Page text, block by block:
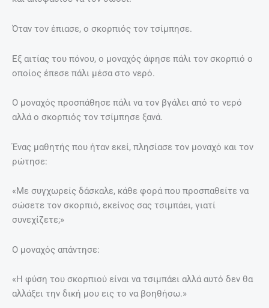
Όταν τον έπιασε, ο σκορπιός τον τσίμπησε.
Εξ αιτίας του πόνου, ο μοναχός άφησε πάλι τον σκορπιό ο
οποίος έπεσε πάλι μέσα στο νερό.
Ο μοναχός προσπάθησε πάλι να τον βγάλει από το νερό
αλλά ο σκορπιός τον τσίμπησε ξανά.
Ένας μαθητής που ήταν εκεί, πλησίασε τον μοναχό και τον
ρώτησε:
«Με συγχωρείς δάσκαλε, κάθε φορά που προσπαθείτε να
σώσετε τον σκορπιό, εκείνος σας τσιμπάει, γιατί
συνεχίζετε;»
Ο μοναχός απάντησε:
«Η φύση του σκορπιού είναι να τσιμπάει αλλά αυτό δεν θα
αλλάξει την δική μου εις το να βοηθήσω.»